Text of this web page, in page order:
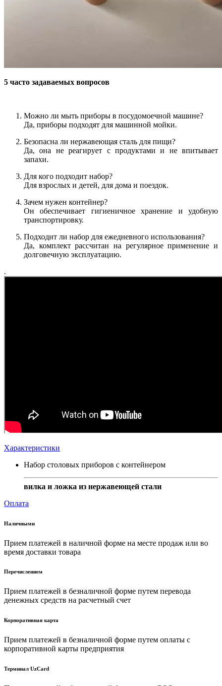
5 часто задаваемых вопросов
Можно ли мыть приборы в посудомоечной машине?
Да, приборы подходят для машинной мойки.
Безопасна ли нержавеющая сталь для пищи?
Да, она не реагирует с продуктами и не впитывает
запахи.
Для кого подходит набор?
Для взрослых и детей, для дома и поездок.
Зачем нужен контейнер?
Он обеспечивает гигиеничное хранение и удобную
транспортировку.
Подходит ли набор для ежедневного использования?
Да, комплект рассчитан на регулярное применение и
долговечную эксплуатацию.
.
Характеристики
Набор столовых приборов с контейнером
вилка и ложка из нержавеющей стали
Оплата
Наличными
Прием платежей в наличной форме на месте продаж или во
время доставки товара
Перечислением
Прием платежей в безналичной форме путем перевода
денежных средств на расчетный счет
Корпоративная карта
Прием платежей в безналичной форме путем оплаты с
корпоративной карты предприятия
Терминал UzCard